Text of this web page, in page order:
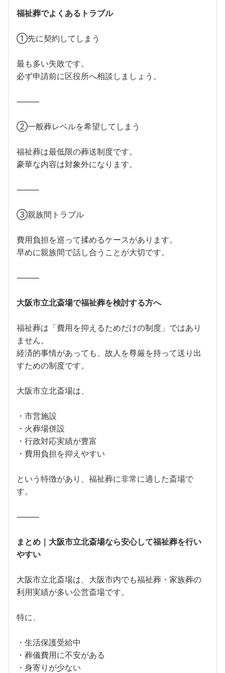
福祉葬でよくあるトラブル
①先に契約してしまう
最も多い失敗です。
必ず申請前に区役所へ相談しましょう。
⸻
②一般葬レベルを希望してしまう
福祉葬は最低限の葬送制度です。
豪華な内容は対象外になります。
⸻
③親族間トラブル
費用負担を巡って揉めるケースがあります。
早めに親族間で話し合うことが大切です。
⸻
大阪市立北斎場で福祉葬を検討する方へ
福祉葬は「費用を抑えるためだけの制度」ではあり
ません。
経済的事情があっても、故人を尊厳を持って送り出
すための制度です。
大阪市立北斎場は、
・市営施設
・火葬場併設
・行政対応実績が豊富
・費用負担を抑えやすい
という特徴があり、福祉葬に非常に適した斎場で
す。
⸻
まとめ｜大阪市立北斎場なら安心して福祉葬を行い
やすい
大阪市立北斎場は、大阪市内でも福祉葬・家族葬の
利用実績が多い公営斎場です。
特に、
・生活保護受給中
・葬儀費用に不安がある
・身寄りが少ない